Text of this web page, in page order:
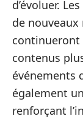
d’évoluer.
de
continueront
contenus
événements
également
renforçant